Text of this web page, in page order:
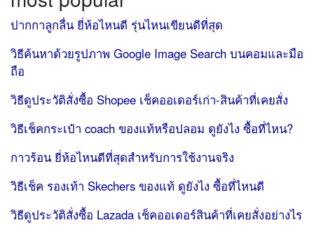
ปากกาลูกลื่น ยี่ห้อไหนดี รุ่นไหนเขียนดีที่สุด
วิธีค้นหาด้วยรูปภาพ Google Image Search บนคอมและมือ
ถือ
วิธีดูประวัติสั่งซื้อ Shopee เช็คออเดอร์เก่า-สินค้าที่เคยสั่ง
วิธีเช็คกระเป๋า coach ของแท้หรือปลอม ดูยังไง ซื้อที่ไหน?
กาวร้อน ยี่ห้อไหนดีที่สุดสำหรับการใช้งานจริง
วิธีเช็ค รองเท้า Skechers ของแท้ ดูยังไง ซื้อที่ไหนดี
วิธีดูประวัติสั่งซื้อ Lazada เช็คออเดอร์สินค้าที่เคยสั่งอย่างไร